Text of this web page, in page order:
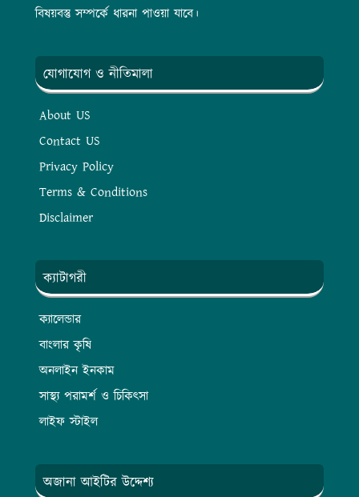
যোগাযোগ ও নীতিমালা
About US
Contact US
Privacy Policy
Terms & Conditions
Disclaimer
ক্যাটাগরী
ক্যালেন্ডার
বাংলার কৃষি
অনলাইন ইনকাম
সাস্থ্য পরামর্শ ও চিকিৎসা
লাইফ স্টাইল
অজানা আইটির উদ্দেশ্য